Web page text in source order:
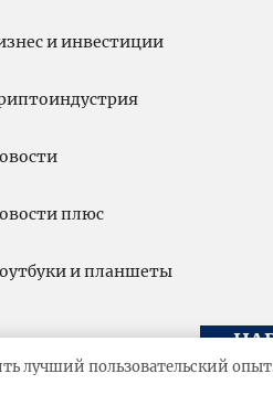
и инвестиции
плюс
и планшеты
лучший пользовательский